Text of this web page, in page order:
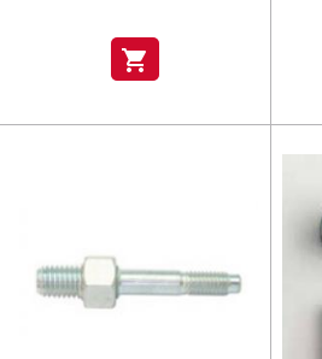
shopping_cart